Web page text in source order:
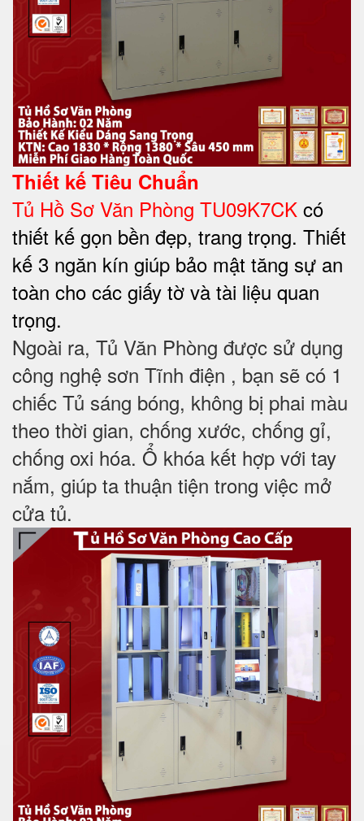
Thiết kế Tiêu Chuẩn
Tủ Hồ Sơ Văn Phòng TU09K7CK có
thiết kế gọn bền đẹp, trang trọng. Thiết
kế 3 ngăn kín giúp bảo mật tăng sự an
toàn cho các giấy tờ và tài liệu quan
trọng.
Ngoài ra, Tủ Văn Phòng được sử dụng
công nghệ sơn Tĩnh điện , bạn sẽ có 1
chiếc Tủ sáng bóng, không bị phai màu
theo thời gian, chống xước, chống gỉ,
chống oxi hóa. Ổ khóa kết hợp với tay
nắm, giúp ta thuận tiện trong việc mở
cửa tủ.